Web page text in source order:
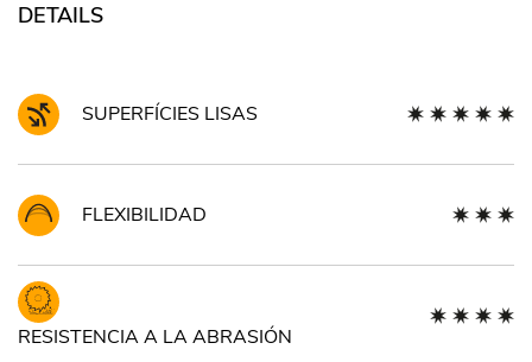
DETAILS
SUPERFÍCIES LISAS
FLEXIBILIDAD
RESISTENCIA A LA ABRASIÓN